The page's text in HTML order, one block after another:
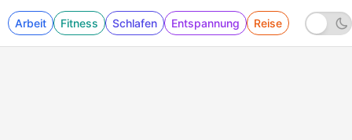
Arbeit Fitness Schlafen Entspannung Reise